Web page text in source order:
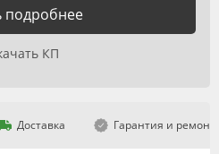
подробнее
КП
Доставка Гарантия и ремонт